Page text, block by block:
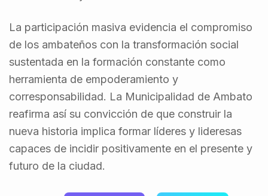
La participación masiva evidencia el compromiso
de los ambateños con la transformación social
sustentada en la formación constante como
herramienta de empoderamiento y
corresponsabilidad. La Municipalidad de Ambato
reafirma así su convicción de que construir la
nueva historia implica formar líderes y lideresas
capaces de incidir positivamente en el presente y
futuro de la ciudad.